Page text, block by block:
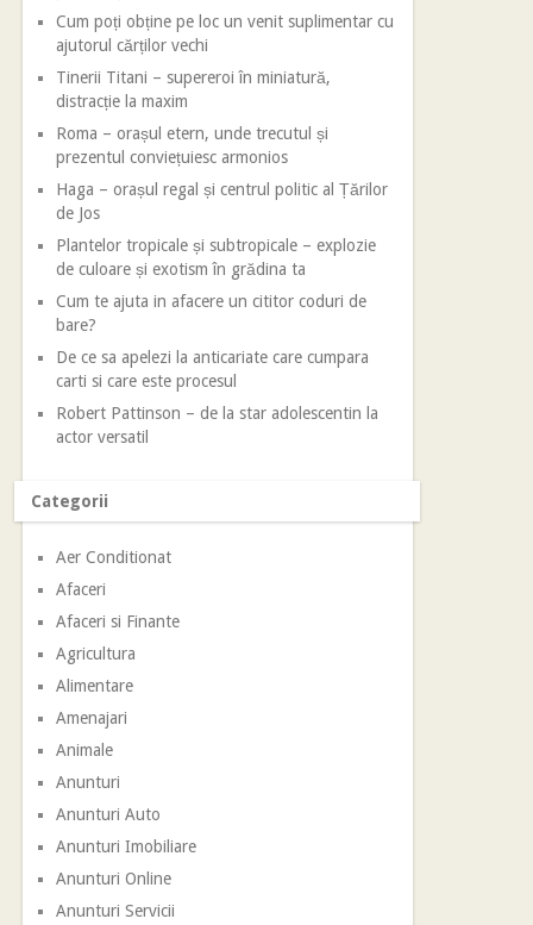
Cum poți obține pe loc un venit suplimentar cu
ajutorul cărților vechi
Tinerii Titani – supereroi în miniatură,
distracție la maxim
Roma – orașul etern, unde trecutul și
prezentul conviețuiesc armonios
Haga – orașul regal și centrul politic al Țărilor
de Jos
Plantelor tropicale și subtropicale – explozie
de culoare și exotism în grădina ta
Cum te ajuta in afacere un cititor coduri de
bare?
De ce sa apelezi la anticariate care cumpara
carti si care este procesul
Robert Pattinson – de la star adolescentin la
actor versatil
Categorii
Aer Conditionat
Afaceri
Afaceri si Finante
Agricultura
Alimentare
Amenajari
Animale
Anunturi
Anunturi Auto
Anunturi Imobiliare
Anunturi Online
Anunturi Servicii